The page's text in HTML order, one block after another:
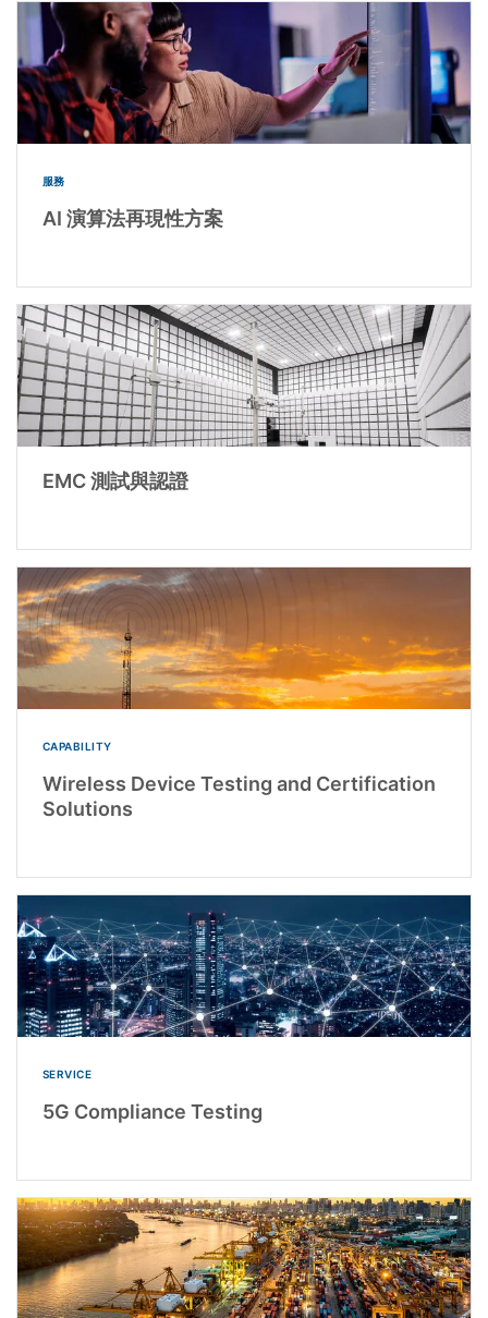
服務
AI 演算法再現性方案
EMC 測試與認證
CAPABILITY
Wireless Device Testing and Certification
Solutions
SERVICE
5G Compliance Testing